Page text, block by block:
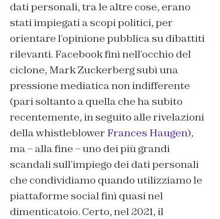
dati personali, tra le altre cose, erano
stati impiegati a scopi politici, per
orientare l’opinione pubblica su dibattiti
rilevanti. Facebook finì nell’occhio del
ciclone, Mark Zuckerberg subì una
pressione mediatica non indifferente
(pari soltanto a quella che ha subito
recentemente, in seguito alle rivelazioni
della whistleblower Frances Haugen),
ma – alla fine – uno dei più grandi
scandali sull’impiego dei dati personali
che condividiamo quando utilizziamo le
piattaforme social finì quasi nel
dimenticatoio. Certo, nel 2021, il